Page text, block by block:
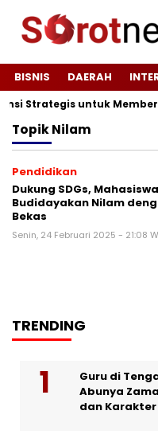
BISNIS DAERAH
Strategis untuk
TopikNilam
Pendidikan
Dukung SDGs, Mahasiswa
Budidayakan Nilam
Bekas
Senin, 24 Februari 2025 - 21:08
TRENDING
Guru di
Abunya
dan Karakter